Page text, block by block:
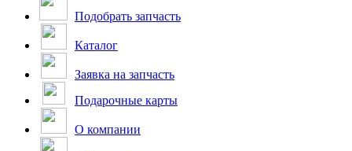
Подобрать запчасть
Каталог
Заявка на запчасть
Подарочные карты
О компании